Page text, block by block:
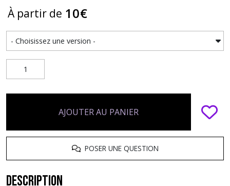
À partir de 10€
AJOUTER AU PANIER
POSER UNE QUESTION
Description